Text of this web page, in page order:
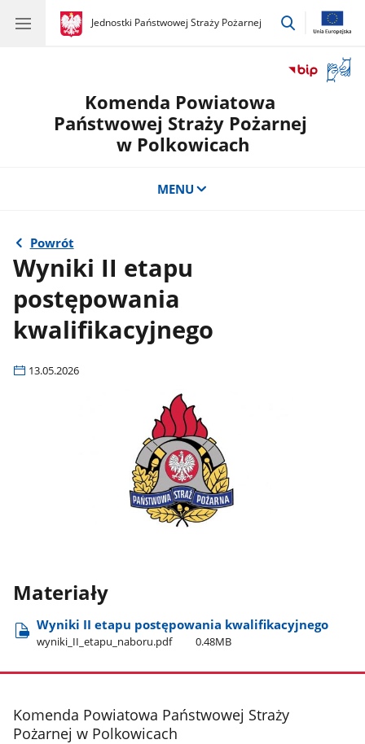
gov.pl
Jednostki Państwowej Straży Pożarnej
gov.pl
Jednostki
przejdź
okno
Komenda Powiatowa
Państwowej Straży Pożarnej
w Polkowicach
MENU
Powrót
Wyniki II etapu
postępowania
kwalifikacyjnego
13.05.2026
Materiały
Wyniki II etapu postępowania kwalifikacyjnego
wyniki​_II​_etapu​_naboru.pdf 0.48MB
stopka
Komenda Powiatowa Państwowej Straży
Pożarnej w Polkowicach